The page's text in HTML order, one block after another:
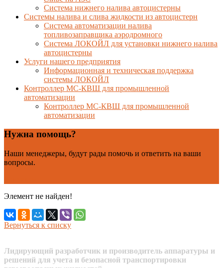
Система нижнего налива автоцистерны
Системы налива и слива жидкости из автоцистерн
Система автоматизации налива
топливозаправщика аэродромного
Система ЛОКОЙЛ для установки нижнего налива
автоцистерны
Услуги нашего предприятия
Информационная и техническая поддержка
системы ЛОКОЙЛ
Контроллер МС-КВШ для промышленной
автоматизации
Контроллер МС-КВШ для промышленной
автоматизации
Нужна помощь?
Наши менеджеры, будут рады помочь и ответить на ваши
вопросы.
Элемент не найден!
Вернуться к списку
Лидирующий разработчик и производитель аппаратуры и
решений для учета и безопасной транспортировки